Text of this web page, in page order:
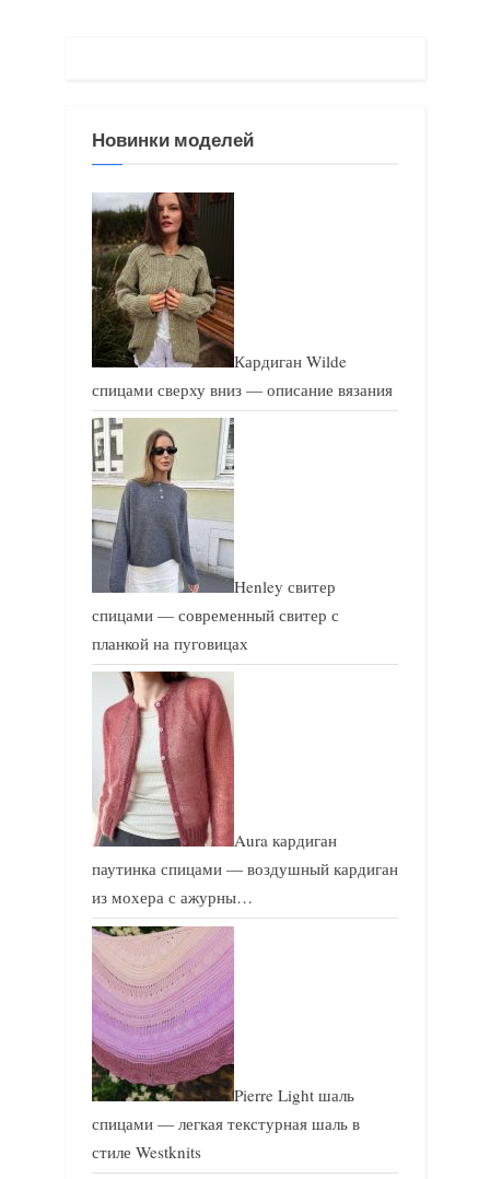
а
Новинки моделей
Кардиган Wilde
спицами сверху вниз — описание вязания
Henley свитер
спицами — современный свитер с
планкой на пуговицах
Aura кардиган
паутинка спицами — воздушный кардиган
из мохера с ажурны…
Pierre Light шаль
спицами — легкая текстурная шаль в
стиле Westknits